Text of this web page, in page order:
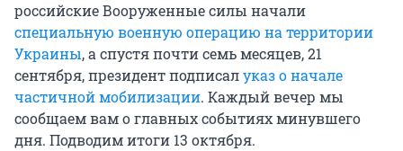
российские Вооруженные силы начали
специальную военную операцию на территории
Украины, а спустя почти семь месяцев, 21
сентября, президент подписалуказ о начале
частичной мобилизации. Каждый вечер мы
сообщаем вам о главных событиях минувшего
дня. Подводим итоги 13 октября.